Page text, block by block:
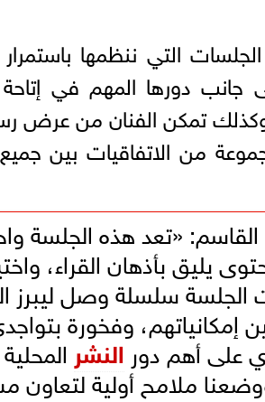
التي ننظمها
دورها المهم في إتاحة
تمكن الفنان من عرض
من الاتفاقيات بين جميع
القاسم: «تعد هذه الجلسة
يليق بأذهان القراء،
الجلسة سلسلة وصل ليبرز
إمكانياتهم، وفخورة
على أهم دورالنشر
ملامح أولية لتعاون